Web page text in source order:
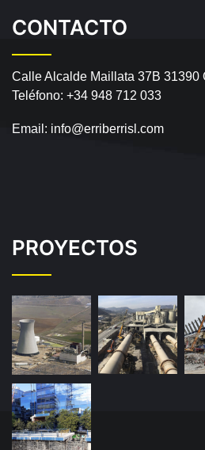
CONTACTO
Calle Alcalde Maillata 37B 31390
Teléfono: +34 948 712 033
Email: info@erriberrisl.com
PROYECTOS